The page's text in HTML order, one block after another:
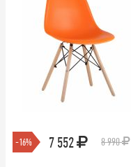
-16% 7 552 8 990